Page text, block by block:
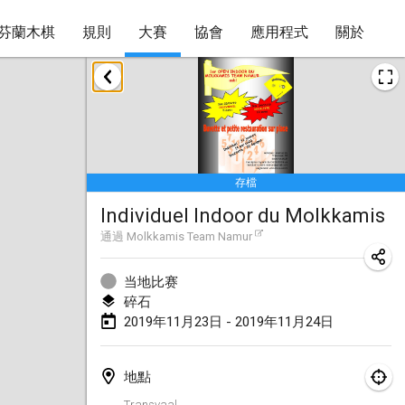
蘭木棋 規則 大賽 協會 應用程式 關於
存檔
Individuel Indoor du Molkkamis
通過 Molkkamis Team Namur
当地比赛
碎石
2019年11月23日 - 2019年11月24日
地點
2019年1月
New Year's Throw Mölkky
2019年1月1日|捷克共和國
Tournoi Mixte ASPTTOM
2019年1月20日|法國
Tournoi d'Hiver
2019年1月26日
Liekki Cup